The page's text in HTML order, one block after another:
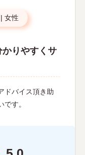
| 女性
りやすくサ
ドバイス頂き助
す。